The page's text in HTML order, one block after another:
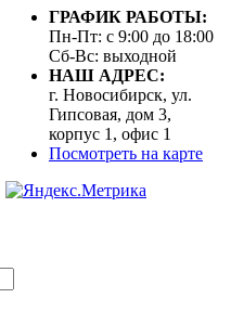
ГРАФИК РАБОТЫ:
Пн-Пт: с 9:00 до 18:00
Сб-Вс: выходной
НАШ АДРЕС:
г. Новосибирск, ул.
Гипсовая, дом 3,
корпус 1, офис 1
Посмотреть на карте